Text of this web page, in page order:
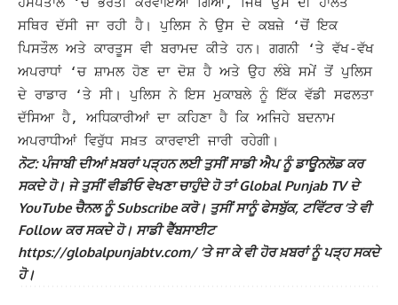
ਸਥਿਰ ਦੱਸੀ ਜਾ ਰਹੀ ਹੈ। ਪੁਲਿਸ ਨੇ ਉਸ ਦੇ ਕਬਜ਼ੇ ‘ਚੋਂ ਇਕ
ਪਿਸਤੌਲ ਅਤੇ ਕਾਰਤੂਸ ਵੀ ਬਰਾਮਦ ਕੀਤੇ ਹਨ। ਗਗਨੀ ‘ਤੇ ਵੱਖ-ਵੱਖ
ਅਪਰਾਧਾਂ ‘ਚ ਸ਼ਾਮਲ ਹੋਣ ਦਾ ਦੋਸ਼ ਹੈ ਅਤੇ ਉਹ ਲੰਬੇ ਸਮੇਂ ਤੋਂ ਪੁਲਿਸ
ਦੇ ਰਾਡਾਰ ‘ਤੇ ਸੀ। ਪੁਲਿਸ ਨੇ ਇਸ ਮੁਕਾਬਲੇ ਨੂੰ ਇੱਕ ਵੱਡੀ ਸਫਲਤਾ
ਦੱਸਿਆ ਹੈ, ਅਧਿਕਾਰੀਆਂ ਦਾ ਕਹਿਣਾ ਹੈ ਕਿ ਅਜਿਹੇ ਬਦਨਾਮ
ਅਪਰਾਧੀਆਂ ਵਿਰੁੱਧ ਸਖ਼ਤ ਕਾਰਵਾਈ ਜਾਰੀ ਰਹੇਗੀ।
ਨੋਟ: ਪੰਜਾਬੀ ਦੀਆਂ ਖ਼ਬਰਾਂ ਪੜ੍ਹਨ ਲਈ ਤੁਸੀਂ ਸਾਡੀ ਐਪ ਨੂੰ ਡਾਊਨਲੋਡ ਕਰ
ਸਕਦੇ ਹੋ। ਜੇ ਤੁਸੀਂ ਵੀਡੀਓ ਵੇਖਣਾ ਚਾਹੁੰਦੇ ਹੋ ਤਾਂ Global Punjab TV ਦੇ
YouTube ਚੈਨਲ ਨੂੰ Subscribe ਕਰੋ। ਤੁਸੀਂ ਸਾਨੂੰ ਫੇਸਬੁੱਕ, ਟਵਿੱਟਰ ‘ਤੇ ਵੀ
Follow ਕਰ ਸਕਦੇ ਹੋ। ਸਾਡੀ ਵੈੱਬਸਾਈਟ
https://globalpunjabtv.com/ ‘ਤੇ ਜਾ ਕੇ ਵੀ ਹੋਰ ਖ਼ਬਰਾਂ ਨੂੰ ਪੜ੍ਹ ਸਕਦੇ
ਹੋ।